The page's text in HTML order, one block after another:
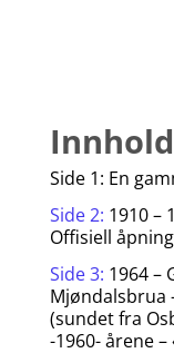
Side 1: En
Side 2: 1910 –
Offisiell
Side 3: 1964 –
Mjøndalsbrua
(sundet fra
-1960- årene